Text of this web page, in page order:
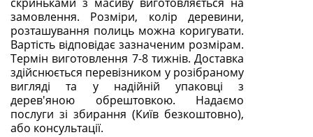
замовлення. Розміри, колір деревини,
розташування полиць можна коригувати.
Вартість відповідає зазначеним розмірам.
Термін виготовлення 7-8 тижнів. Доставка
здійснюється перевізником у розібраному
вигляді та у надійній упаковці з
дерев'яною обрештовкою. Надаємо
послуги зі збирання (Київ безкоштовно),
або консультації.